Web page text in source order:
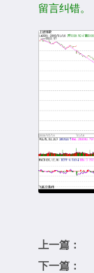
留言纠错。
上一篇：
下一篇：